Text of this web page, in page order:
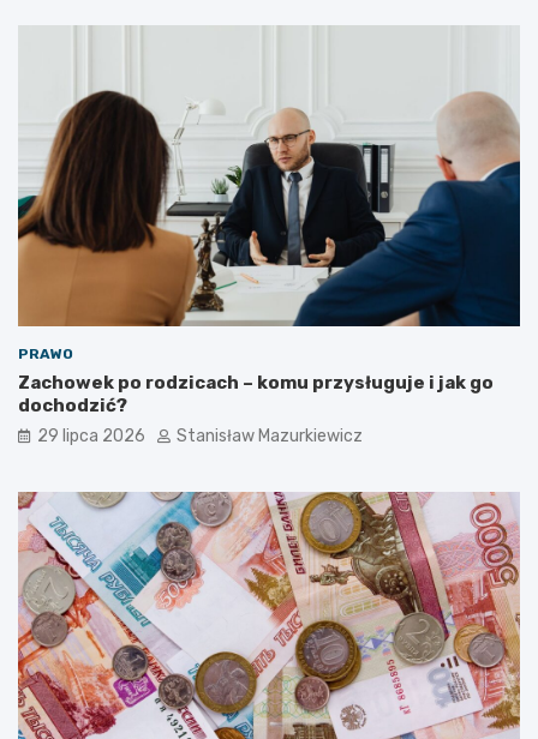
PRAWO
Zachowek po rodzicach – komu przysługuje i jak go
dochodzić?
29 lipca 2026 Stanisław Mazurkiewicz